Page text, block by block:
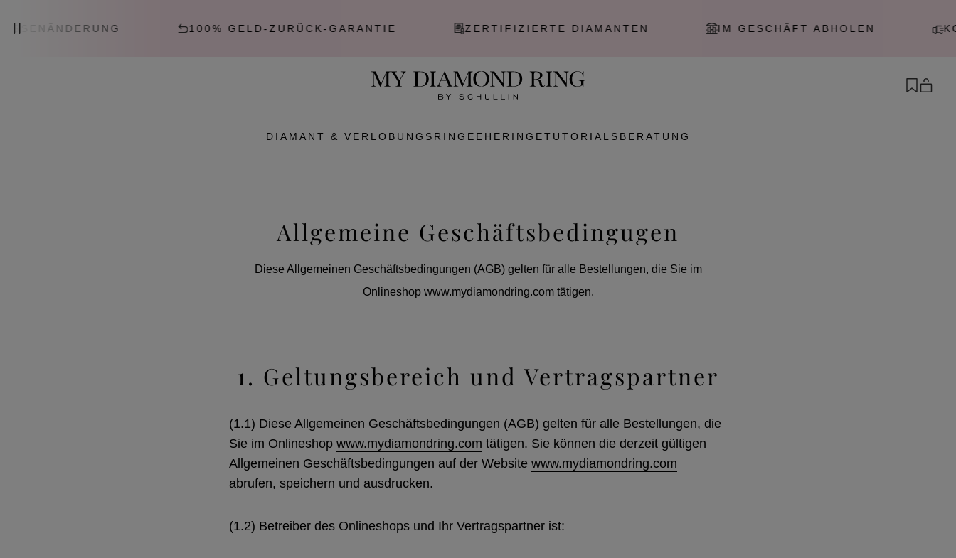
100% GELD-ZURÜCK-GARANTIE ZERTIFIZIERTE DIAMANTEN IM GESCHÄFT ABHOLEN
DIAMANT & VERLOBUNGSRINGE EHERINGETUTORIALS BERATUNG
Allgemeine Geschäftsbedingugen
Diese Allgemeinen Geschäftsbedingungen (AGB) gelten für alle Bestellungen, die Sie im
Onlineshop www.mydiamondring.com tätigen.
1. Geltungsbereich und Vertragspartner
(1.1) Diese Allgemeinen Geschäftsbedingungen (AGB) gelten für alle Bestellungen, die
Sie im Onlineshop www.mydiamondring.com tätigen. Sie können die derzeit gültigen
Allgemeinen Geschäftsbedingungen auf der Website www.mydiamondring.com
abrufen, speichern und ausdrucken.
(1.2) Betreiber des Onlineshops und Ihr Vertragspartner ist: